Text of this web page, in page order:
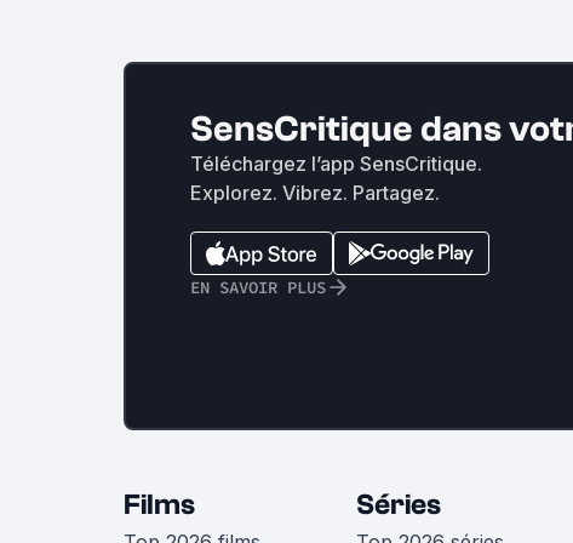
SensCritique dans
Téléchargez l’app SensCritique.
Explorez. Vibrez. Partagez.
EN SAVOIR PLUS
Films Séries